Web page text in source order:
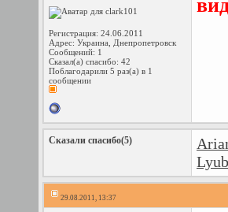
Регистрация: 24.06.2011
Адрес: Украина, Днепропетровск
Сообщений: 1
Сказал(а) спасибо: 42
Поблагодарили 5 раз(а) в 1
сообщении
Сказали спасибо(5)
29.08.2011, 13:37